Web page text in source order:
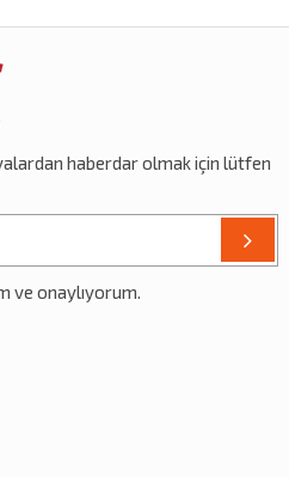
haberdar olmak için lütfen
ve onaylıyorum.